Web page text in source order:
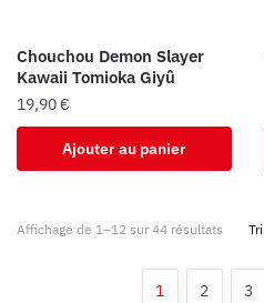
Chouchou Demon Slayer
Kawaii Tomioka Giyû
19,90€
Ajouter au panier
Affichage de 1–12 sur 44 résultats
1 2 3